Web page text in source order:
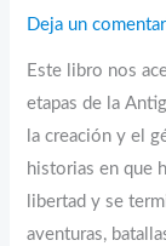
Deja un
Este libro nos
etapas de la
la creación y el
historias en que
libertad y se
aventuras,